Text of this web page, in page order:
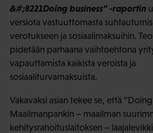
&#;8221Doing business” -raportin
versiota vastuuttomasta
verotukseen ja sosiaalimaksuihin.
pidetään parhaana vaihtoehtona
vapauttamista kaikista veroista ja
sosiaaliturvamaksuista.
Vakavaksi asian tekee se, että
Maailmanpankin – maailman
kehitysrahoituslaitoksen –